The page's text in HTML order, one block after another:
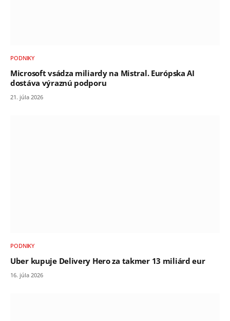
PODNIKY
Microsoft vsádza miliardy na Mistral. Európska AI
dostáva výraznú podporu
21. júla 2026
PODNIKY
Uber kupuje Delivery Hero za takmer 13 miliárd eur
16. júla 2026